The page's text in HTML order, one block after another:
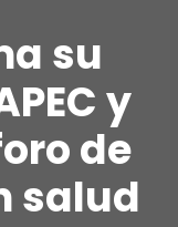
su
y
de
salud